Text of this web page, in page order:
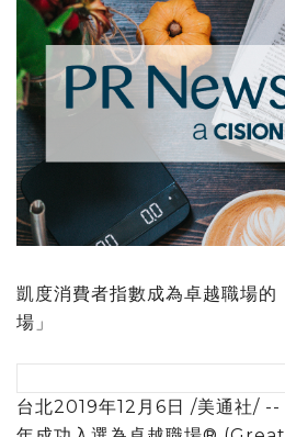
凱度消費者指數成為卓越職場
場」
台北2019年12月6日 /美通社/ --